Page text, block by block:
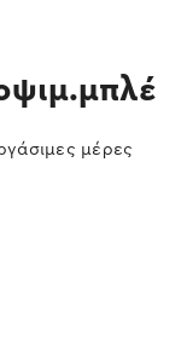
μέρες